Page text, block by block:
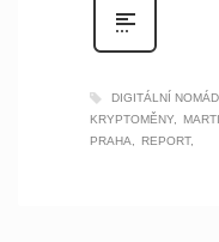
DIGITÁLNÍ
KRYPTOMĚNY
PRAHA
REPORT